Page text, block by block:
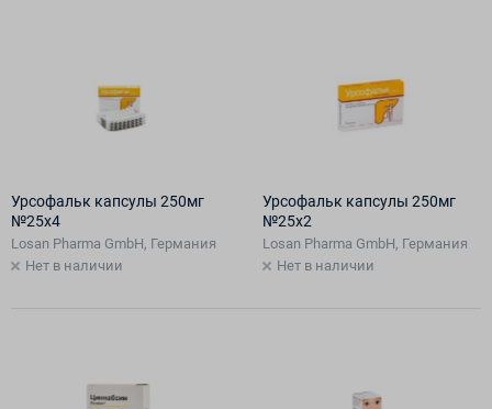
Урсофальк капсулы 250мг
№25х4
Losan Pharma GmbH, Германия
Нет в наличии
Урсофальк капсулы 250мг
№25х2
Losan Pharma GmbH, Германия
Нет в наличии